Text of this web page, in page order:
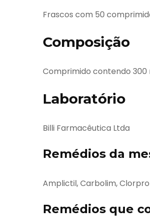
Frascos com 50
Composição
Comprimido contendo
Laboratório
Billi Farmacêutica Ltda
Remédios da
Amplictil, Carbolim,
Remédios que